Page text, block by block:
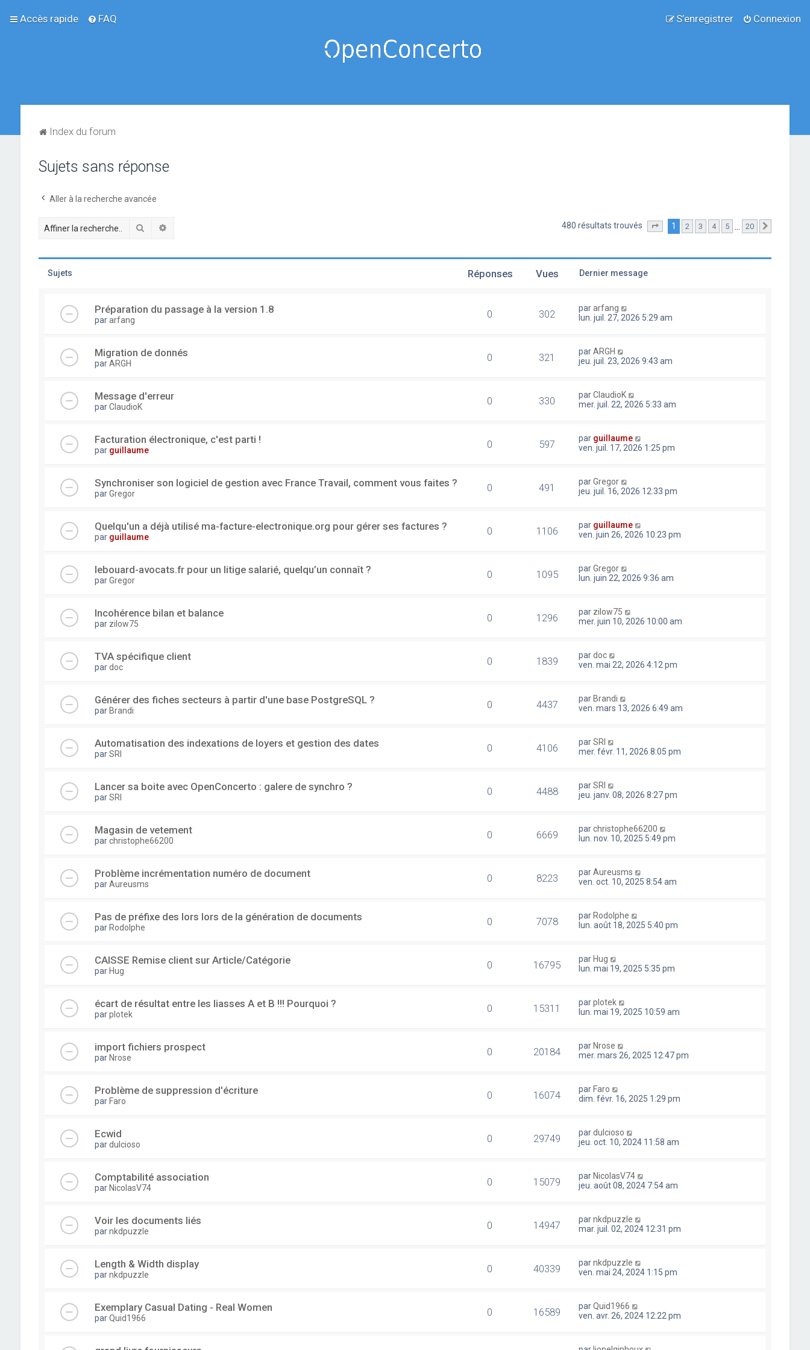
Accès rapide FAQ Connexion
S’enregistrer
Index du forum
Sujets sans réponse
Aller à la recherche avancée
Rechercher 480 résultats trouvés Page sur 20
1 2 3 4 5 20
Sujets Réponses Vues Dernier message
Préparation du passage à la version 1.8
pararfang 0 302 pararfang
lun. juil. 27, 2026 5:29 am
Migration de donnés
parARGH 0 321 parARGH
jeu. juil. 23, 2026 9:43 am
Message d'erreur
parClaudioK 0 330 parClaudioK
mer. juil. 22, 2026 5:33 am
Facturation électronique, c'est parti !
par guillaume 0 597 par guillaume
ven. juil. 17, 2026 1:25 pm
Synchroniser son logiciel de gestion avec France Travail, comment vous faites ?
parGregor 0 491 parGregor
jeu. juil. 16, 2026 12:33 pm
Quelqu'un a déjà utilisé ma-facture-electronique.org pour gérer ses factures ?
par guillaume 0 1106 par guillaume
ven. juin 26, 2026 10:23 pm
lebouard-avocats.fr pour un litige salarié, quelqu’un connaît ?
parGregor 0 1095 parGregor
lun. juin 22, 2026 9:36 am
Incohérence bilan et balance
par zilow75 0 1296 par zilow75
mer. juin 10, 2026 10:00 am
TVA spécifique client
pardoc 0 1839 pardoc
ven. mai 22, 2026 4:12 pm
Générer des fiches secteurs à partir d'une base PostgreSQL ?
par Brandi 0 4437 par Brandi
ven. mars 13, 2026 6:49 am
Automatisation des indexations de loyers et gestion des dates
parSRI 0 4106 parSRI
mer. févr. 11, 2026 8:05 pm
Lancer sa boite avec OpenConcerto : galere de synchro ?
parSRI 0 4488 parSRI
jeu. janv. 08, 2026 8:27 pm
Magasin de vetement
parchristophe66200 0 6669 parchristophe66200
lun. nov. 10, 2025 5:49 pm
Problème incrémentation numéro de document
parAureusms 0 8223 parAureusms
ven. oct. 10, 2025 8:54 am
Pas de préfixe des lors lors de la génération de documents
par Rodolphe 0 7078 par Rodolphe
lun. août 18, 2025 5:40 pm
CAISSE Remise client sur Article/Catégorie
par Hug 0 16795 par Hug
lun. mai 19, 2025 5:35 pm
écart de résultat entre les liasses A et B !!! Pourquoi ?
parplotek 0 15311 parplotek
lun. mai 19, 2025 10:59 am
import fichiers prospect
par Nrose 0 20184 par Nrose
mer. mars 26, 2025 12:47 pm
Problème de suppression d'écriture
par Faro 0 16074 par Faro
dim. févr. 16, 2025 1:29 pm
Ecwid
pardulcioso 0 29749 pardulcioso
jeu. oct. 10, 2024 11:58 am
Comptabilité association
par NicolasV74 0 15079 par NicolasV74
jeu. août 08, 2024 7:54 am
Voir les documents liés
parnkdpuzzle 0 14947 parnkdpuzzle
mar. juil. 02, 2024 12:31 pm
Length & Width display
parnkdpuzzle 0 40339 parnkdpuzzle
ven. mai 24, 2024 1:15 pm
Exemplary Сasual Dating - Real Women
parQuid1966 0 16589 parQuid1966
ven. avr. 26, 2024 12:22 pm